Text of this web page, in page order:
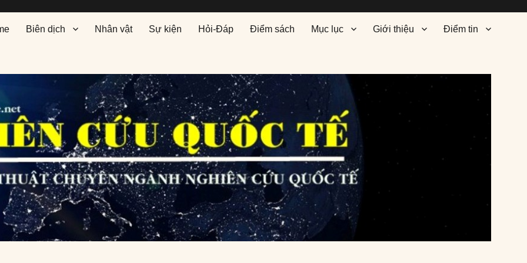
Biên dịch Nhân vật Sự kiện Hỏi-Đáp Điểm sách Mục lục Giới thiệu Điểm tin